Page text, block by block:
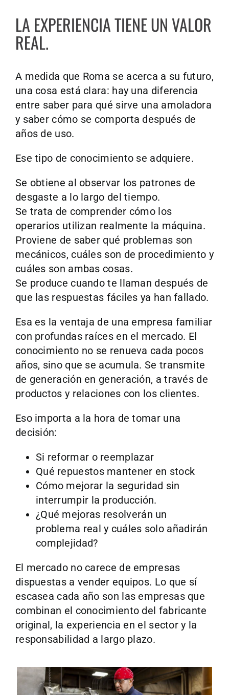
LA EXPERIENCIA TIENE UN VALOR
REAL.
A medida que Roma se acerca a su futuro,
una cosa está clara: hay una diferencia
entre saber para qué sirve una amoladora
y saber cómo se comporta después de
años de uso.
Ese tipo de conocimiento se adquiere.
Se obtiene al observar los patrones de
desgaste a lo largo del tiempo.
Se trata de comprender cómo los
operarios utilizan realmente la máquina.
Proviene de saber qué problemas son
mecánicos, cuáles son de procedimiento y
cuáles son ambas cosas.
Se produce cuando te llaman después de
que las respuestas fáciles ya han fallado.
Esa es la ventaja de una empresa familiar
con profundas raíces en el mercado. El
conocimiento no se renueva cada pocos
años, sino que se acumula. Se transmite
de generación en generación, a través de
productos y relaciones con los clientes.
Eso importa a la hora de tomar una
decisión:
Si reformar o reemplazar
Qué repuestos mantener en stock
Cómo mejorar la seguridad sin
interrumpir la producción.
¿Qué mejoras resolverán un
problema real y cuáles solo añadirán
complejidad?
El mercado no carece de empresas
dispuestas a vender equipos. Lo que sí
escasea cada año son las empresas que
combinan el conocimiento del fabricante
original, la experiencia en el sector y la
responsabilidad a largo plazo.